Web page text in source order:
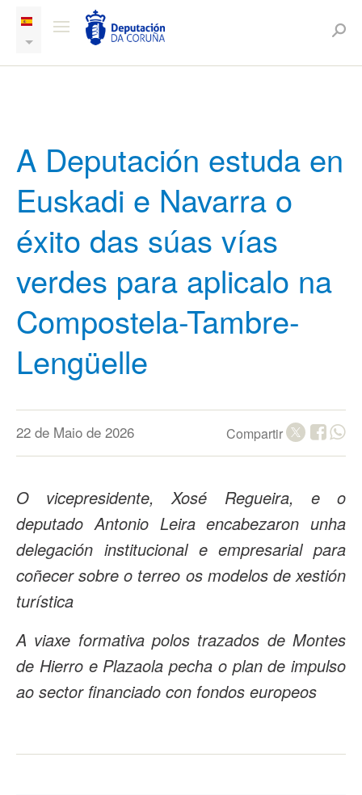
A Deputación estuda en
Euskadi e Navarra o
éxito das súas vías
verdes para aplicalo na
Compostela-Tambre-
Lengüelle
22 de Maio de 2026 Compartir
O vicepresidente, Xosé Regueira, e o
deputado Antonio Leira encabezaron unha
delegación institucional e empresarial para
coñecer sobre o terreo os modelos de xestión
turística
A viaxe formativa polos trazados de Montes
de Hierro e Plazaola pecha o plan de impulso
ao sector financiado con fondos europeos